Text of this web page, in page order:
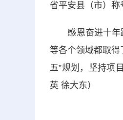
省平安县（市）
感恩奋进十年路
等各个领域都取
五”规划，坚持项
英 徐大东）